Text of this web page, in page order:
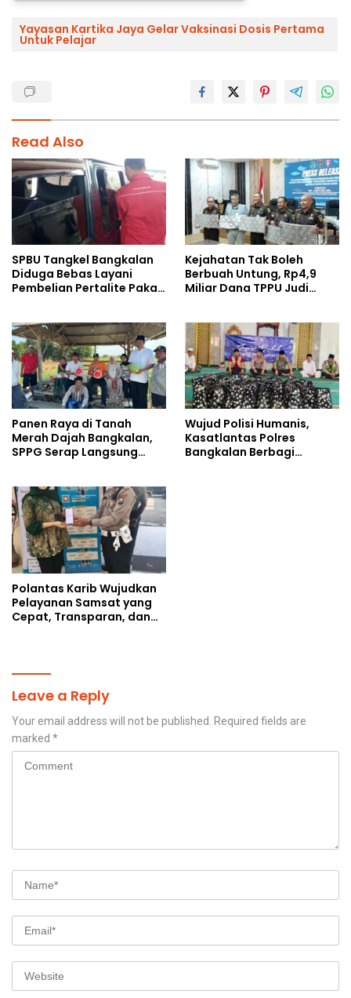
Yayasan Kartika Jaya Gelar Vaksinasi Dosis Pertama
Untuk Pelajar
Read Also
SPBU Tangkel Bangkalan
Diduga Bebas Layani
Pembelian Pertalite Pakai
Kejahatan Tak Boleh
Berbuah Untung, Rp4,9
Miliar Dana TPPU Judi
Panen Raya di Tanah
Merah Dajah Bangkalan,
SPPG Serap Langsung
Wujud Polisi Humanis,
Kasatlantas Polres
Bangkalan Berbagi
Polantas Karib Wujudkan
Pelayanan Samsat yang
Cepat, Transparan, dan
Leave a Reply
Your email address will not be published.
Required fields are
marked *